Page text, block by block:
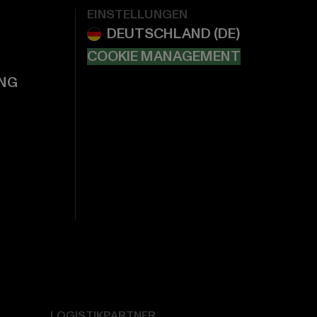
EINSTELLUNGEN
COOKIE MANAGEMENT